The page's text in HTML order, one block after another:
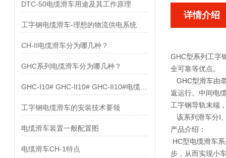
DTC-50电缆滑车用途及其工作原理
工字钢电缆滑车-理想的物流供电系统
CH-II电缆滑车分为哪几种？
GHC系列电缆滑车分为哪几种？
工字钢电缆滑车的安装技术要领
电缆滑车装置一般配置图
电缆滑车CH-1特点
详情介绍
GHC型系列工字
全可靠等优点。
GHC型滑车由
返运行。中间电
工字钢导轨末端
该系列滑车分Ⅰ
产品介绍：
HC型电缆滑车
步，从而实现小